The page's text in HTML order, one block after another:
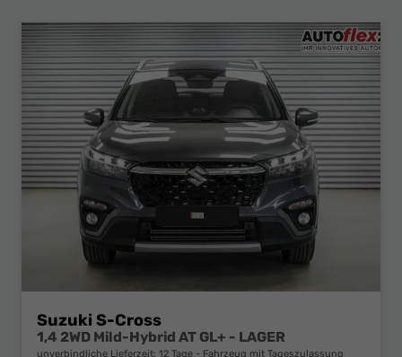
Suzuki S-Cross
1,4 2WD Mild-Hybrid AT GL+ - LAGER
unverbindliche Lieferzeit: 12 Tage Fahrzeug mit Tageszulassung